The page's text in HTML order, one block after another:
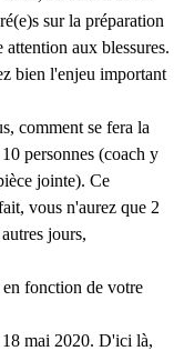
sur la préparation
aux blessures.
bien l'enjeu important
comment se fera la
personnes (coach y
jointe). Ce
vous n'aurez que 2
jours,
fonction de votre
mai 2020. D'ici là,